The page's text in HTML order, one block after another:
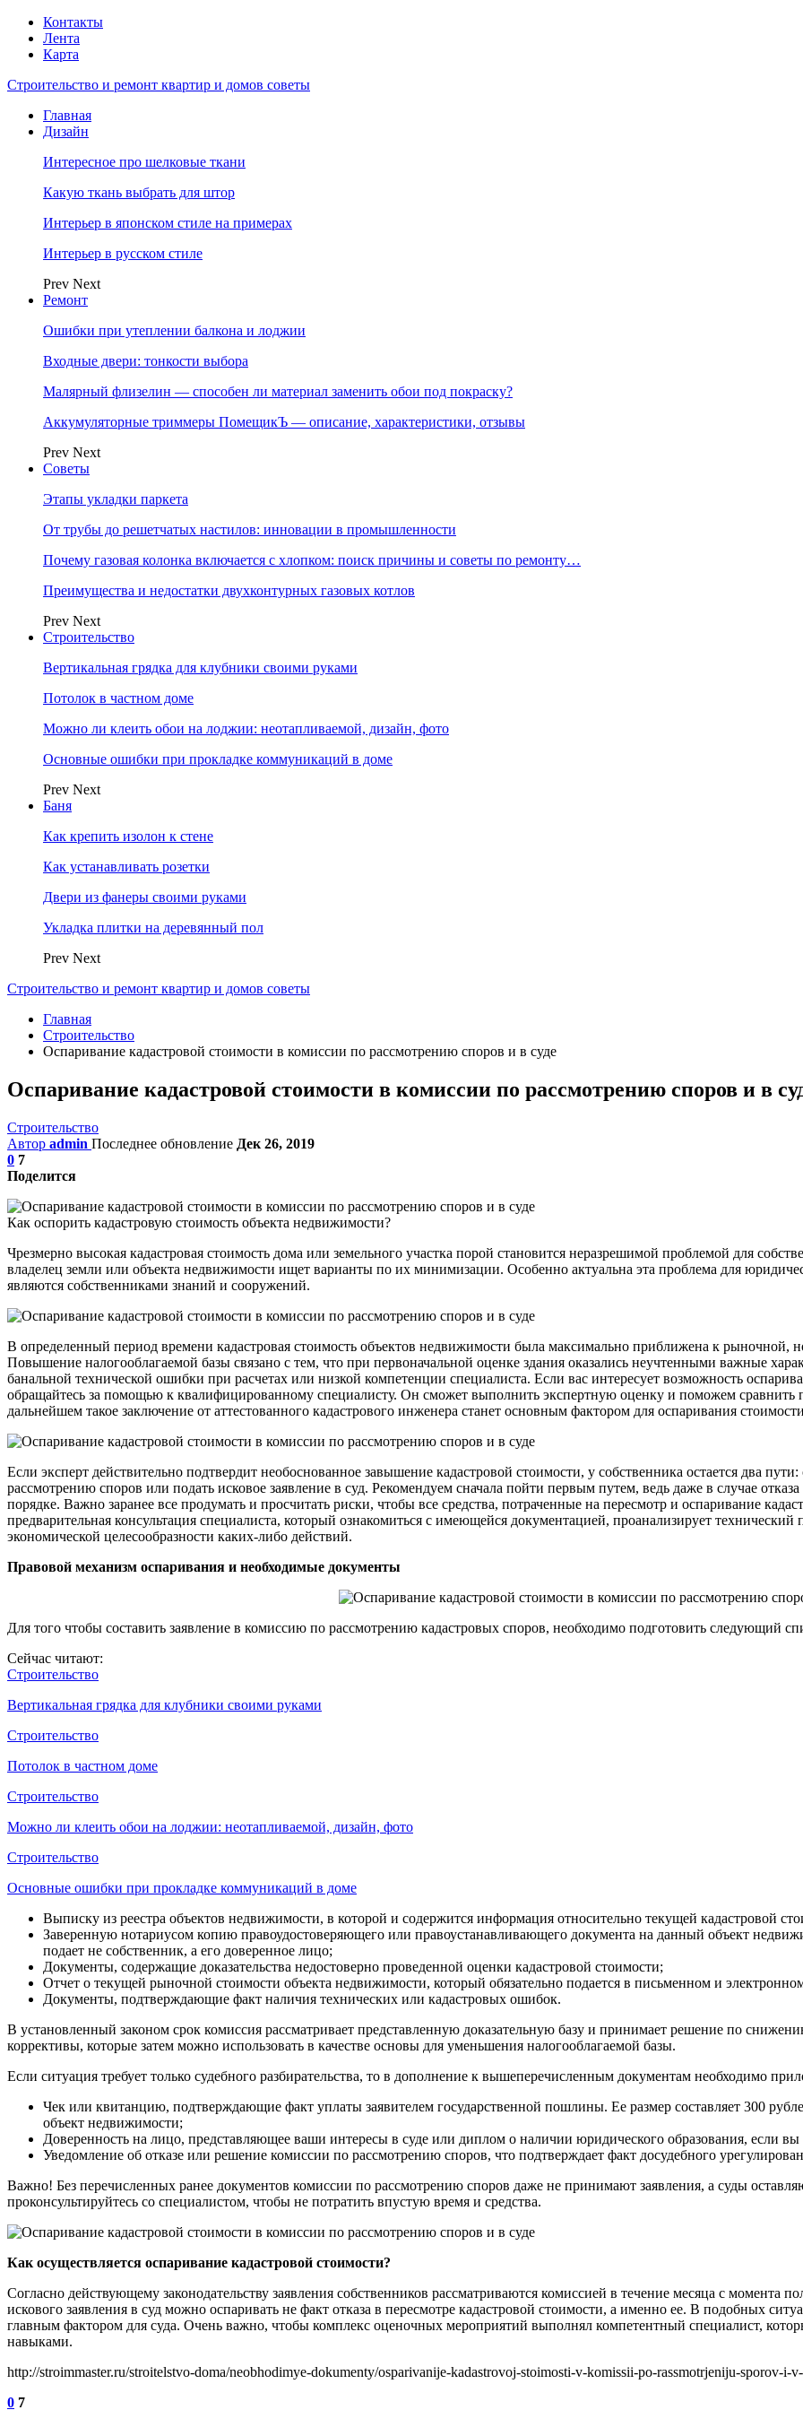
Контакты
Лента
Карта
Строительство и ремонт квартир и домов советы
Главная
Дизайн
Интересное про шелковые ткани
Какую ткань выбрать для штор
Интерьер в японском стиле на примерах
Интерьер в русском стиле
Prev Next
Ремонт
Ошибки при утеплении балкона и лоджии
Входные двери: тонкости выбора
Малярный флизелин — способен ли материал заменить обои под покраску?
Аккумуляторные триммеры ПомещикЪ — описание, характеристики, отзывы
Prev Next
Советы
Этапы укладки паркета
От трубы до решетчатых настилов: инновации в промышленности
Почему газовая колонка включается с хлопком: поиск причины и советы по ремонту…
Преимущества и недостатки двухконтурных газовых котлов
Prev Next
Строительство
Вертикальная грядка для клубники своими руками
Потолок в частном доме
Можно ли клеить обои на лоджии: неотапливаемой, дизайн, фото
Основные ошибки при прокладке коммуникаций в доме
Prev Next
Баня
Как крепить изолон к стене
Как устанавливать розетки
Двери из фанеры своими руками
Укладка плитки на деревянный пол
Prev Next
Строительство и ремонт квартир и домов советы
Главная
Строительство
Оспаривание кадастровой стоимости в комиссии по рассмотрению споров и в суде
Оспаривание кадастровой стоимости в комиссии по рассмотрению споров и в
Строительство
Автор admin Последнее обновление Дек 26, 2019
0 7
Поделится
Как оспорить кадастровую стоимость объекта недвижимости?
Чрезмерно высокая кадастровая стоимость дома или земельного участка порой становится неразрешимой проблемой для
владелец земли или объекта недвижимости ищет варианты по их минимизации. Особенно актуальна эта проблема для
являются собственниками знаний и сооружений.
В определенный период времени кадастровая стоимость объектов недвижимости была максимально приближена к рыночной,
Повышение налогооблагаемой базы связано с тем, что при первоначальной оценке здания оказались неучтенными важные
банальной технической ошибки при расчетах или низкой компетенции специалиста. Если вас интересует возможность
обращайтесь за помощью к квалифицированному специалисту. Он сможет выполнить экспертную оценку и поможем
дальнейшем такое заключение от аттестованного кадастрового инженера станет основным фактором для оспаривания
Если эксперт действительно подтвердит необоснованное завышение кадастровой стоимости, у собственника остается два
рассмотрению споров или подать исковое заявление в суд. Рекомендуем сначала пойти первым путем, ведь даже в случае
порядке. Важно заранее все продумать и просчитать риски, чтобы все средства, потраченные на пересмотр и оспаривание
предварительная консультация специалиста, который ознакомиться с имеющейся документацией, проанализирует
экономической целесообразности каких-либо действий.
Правовой механизм оспаривания и необходимые документы
Для того чтобы составить заявление в комиссию по рассмотрению кадастровых споров, необходимо подготовить следующий
Сейчас читают:
Строительство
Вертикальная грядка для клубники своими руками
Строительство
Потолок в частном доме
Строительство
Можно ли клеить обои на лоджии: неотапливаемой, дизайн, фото
Строительство
Основные ошибки при прокладке коммуникаций в доме
Выписку из реестра объектов недвижимости, в которой и содержится информация относительно текущей кадастровой
Заверенную нотариусом копию правоудостоверяющего или правоустанавливающего документа на данный объект
подает не собственник, а его доверенное лицо;
Документы, содержащие доказательства недостоверно проведенной оценки кадастровой стоимости;
Отчет о текущей рыночной стоимости объекта недвижимости, который обязательно подается в письменном и
Документы, подтверждающие факт наличия технических или кадастровых ошибок.
В установленный законом срок комиссия рассматривает представленную доказательную базу и принимает решение по
коррективы, которые затем можно использовать в качестве основы для уменьшения налогооблагаемой базы.
Если ситуация требует только судебного разбирательства, то в дополнение к вышеперечисленным документам необходимо
Чек или квитанцию, подтверждающие факт уплаты заявителем государственной пошлины. Ее размер составляет 300
объект недвижимости;
Доверенность на лицо, представляющее ваши интересы в суде или диплом о наличии юридического образования, если
Уведомление об отказе или решение комиссии по рассмотрению споров, что подтверждает факт досудебного
Важно! Без перечисленных ранее документов комиссии по рассмотрению споров даже не принимают заявления, а суды
проконсультируйтесь со специалистом, чтобы не потратить впустую время и средства.
Как осуществляется оспаривание кадастровой стоимости?
Согласно действующему законодательству заявления собственников рассматриваются комиссией в течение месяца с момента
искового заявления в суд можно оспаривать не факт отказа в пересмотре кадастровой стоимости, а именно ее. В подобных
главным фактором для суда. Очень важно, чтобы комплекс оценочных мероприятий выполнял компетентный специалист,
навыками.
http://stroimmaster.ru/stroitelstvo-doma/neobhodimye-dokumenty/osparivanije-kadastrovoj-stoimosti-v-komissii-po-rassmotrjeniju-sporov-i-
0 7